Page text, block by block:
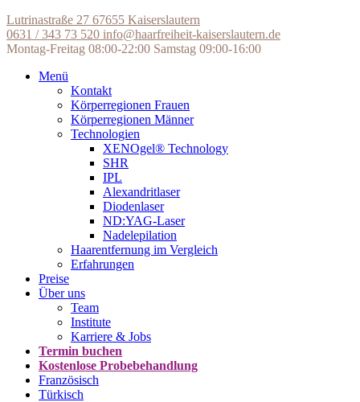
Lutrinastraße 27 67655 Kaiserslautern
0631 / 343 73 520 info@haarfreiheit-kaiserslautern.de
Montag-Freitag 08:00-22:00 Samstag 09:00-16:00
Menü
Kontakt
Körperregionen Frauen
Körperregionen Männer
Technologien
XENOgel® Technology
SHR
IPL
Alexandritlaser
Diodenlaser
ND:YAG-Laser
Nadelepilation
Haarentfernung im Vergleich
Erfahrungen
Preise
Über uns
Team
Institute
Karriere & Jobs
Termin buchen
Kostenlose Probebehandlung
Französisch
Türkisch